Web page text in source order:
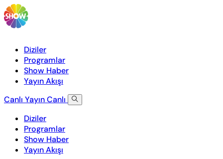
Diziler
Programlar
Show Haber
Yayın Akışı
Canlı YayınCanlı
Diziler
Programlar
Show Haber
Yayın Akışı